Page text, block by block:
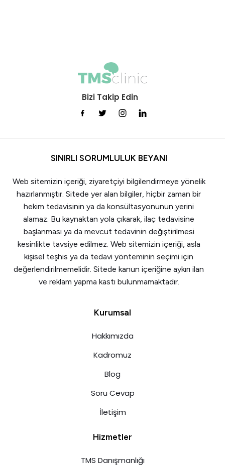
Bizi Takip Edin
SINIRLI SORUMLULUK BEYANI
Web sitemizin içeriği, ziyaretçiyi bilgilendirmeye yönelik
hazırlanmıştır. Sitede yer alan bilgiler, hiçbir zaman bir
hekim tedavisinin ya da konsültasyonunun yerini
alamaz. Bu kaynaktan yola çıkarak, ilaç tedavisine
başlanması ya da mevcut tedavinin değiştirilmesi
kesinlikte tavsiye edilmez. Web sitemizin içeriği, asla
kişisel teşhis ya da tedavi yönteminin seçimi için
değerlendirilmemelidir. Sitede kanun içeriğine aykırı ilan
ve reklam yapma kastı bulunmamaktadır.
Kurumsal
Hakkımızda
Kadromuz
Blog
Soru Cevap
İletişim
Hizmetler
TMS Danışmanlığı